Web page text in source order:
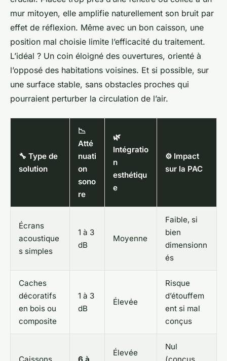
mur mitoyen, elle amplifie naturellement son bruit par
effet de réflexion. Même avec un bon caisson, une
position mal choisie limite l’efficacité du traitement.
L’idéal ? Un coin éloigné des ouvertures, orienté à
l’opposé des habitations voisines. Et si possible, sur
une surface stable, sans obstacles proches qui
pourraient perturber la circulation de l’air.
🔧 Type de
solution
📉
Atté
nuati
on
sono
re
🌿
Intégratio
n
esthétiqu
e
⚙️ Impact
sur la PAC
Écrans
acoustique
s simples
1 à 3
dB
Moyenne
Faible, si
bien
dimensionn
és
Caches
décoratifs
en bois ou
composite
1 à 3
dB
Élevée
Risque
d’étouffem
ent si mal
conçus
Élevée
Nul